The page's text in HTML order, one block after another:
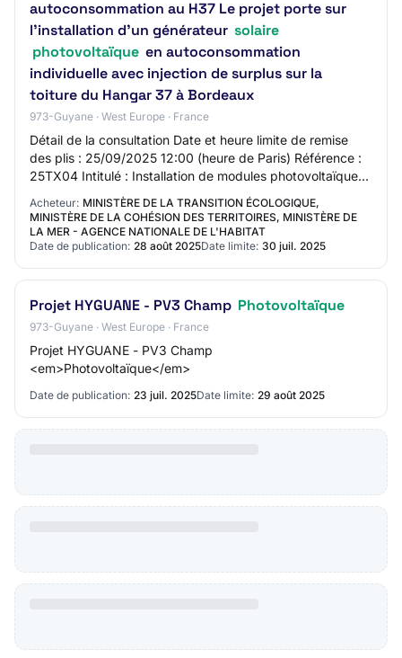
autoconsommation au H37 Le projet porte sur
l’installation d’un générateur solaire
photovoltaïque en autoconsommation
individuelle avec injection de surplus sur la
toiture du Hangar 37 à Bordeaux
973-Guyane · West Europe · France
Détail de la consultation Date et heure limite de remise
des plis : 25/09/2025 12:00 (heure de Paris) Référence :
25TX04 Intitulé : Installation de modules photovoltaïques
en autoconsommation au H37…
Acheteur: MINISTÈRE DE LA TRANSITION ÉCOLOGIQUE,
MINISTÈRE DE LA COHÉSION DES TERRITOIRES, MINISTÈRE DE
LA MER - AGENCE NATIONALE DE L'HABITAT
Date de publication: 28 août 2025Date limite: 30 juil. 2025
Projet HYGUANE - PV3 Champ Photovoltaïque
973-Guyane · West Europe · France
Projet HYGUANE - PV3 Champ
<em>Photovoltaïque</em>
Date de publication: 23 juil. 2025Date limite: 29 août 2025